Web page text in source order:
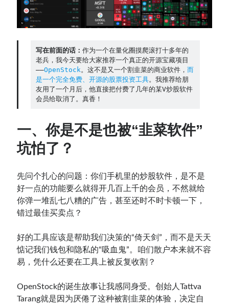
Contact：
写在前面的话： 作为一个在量化圈摸爬滚打十多年的
老兵，我今天要给大家推荐一个真正的开源宝藏项目
——OpenStock 。这不是又一个割韭菜的商业软件， 而
是一个完全免费、开源的股票投资工具。我推荐给朋
友用了一个月后，他直接把付费了几年的某V炒股软件
会员给取消了。真香！
一、你是不是也被“韭菜软件”
坑怕了？
先问个扎心的问题：你们手机里的炒股软件，是不是
好一点的功能要么就得开几百上千的会员，不然就给
你弹一堆乱七八糟的广告，甚至还时不时卡顿一下，
错过最佳买卖点？
好的工具应该是帮助我们决策的“倚天剑”，而不是天天
惦记我们钱包和隐私的“吸血鬼”。咱们散户本来就不容
易，凭什么还要在工具上被反复收割？
OpenStock的诞生故事让我感同身受。创始人Tattva
Tarang就是因为厌倦了这种被割韭菜的体验，决定自